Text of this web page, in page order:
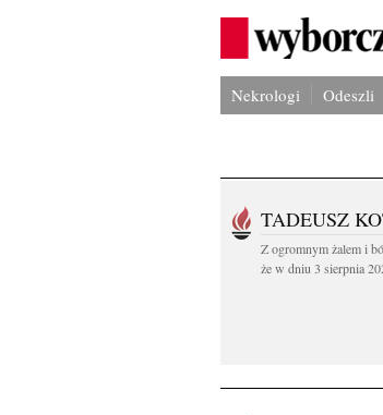
Nekrologi Odeszli
TADEUSZ
Z ogromnym żalem i
że w dniu 3 sierpnia